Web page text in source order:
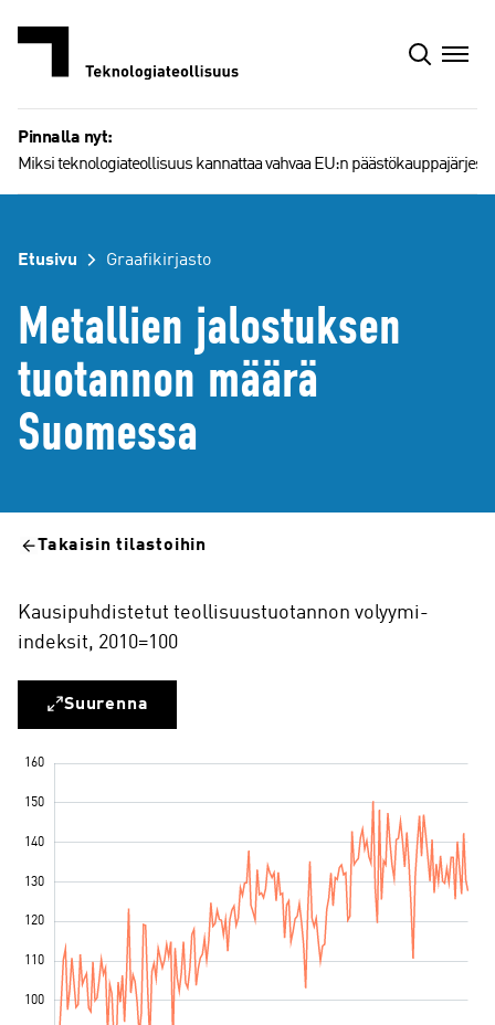
Pinnalla nyt:
Miksi teknologiateollisuus kannattaa vahvaa EU:n
Etusivu Graafikirjasto
Metallien jalostuksen
tuotannon määrä
Suomessa
Takaisin tilastoihin
Kausipuhdistetut teollisuustuotannon volyymi-
indeksit, 2010=100
Suurenna